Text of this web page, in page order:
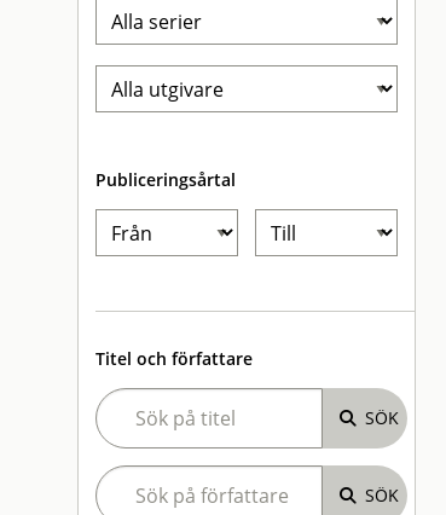
Publiceringsårtal
Titel och författare